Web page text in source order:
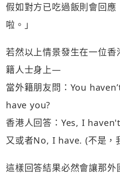
假如對方已吃過飯則會回應
啦。」
若然以上情景發生在一位
籍人士身上—
當外籍朋友問：You
have you?
香港人回答：Yes, I
又或者No, I have. (不是，
這樣回答結果必然會讓那